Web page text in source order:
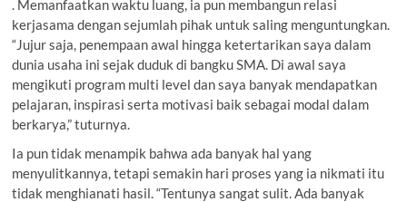
. Memanfaatkan waktu luang, ia pun membangun relasi
kerjasama dengan sejumlah pihak untuk saling menguntungkan.
“Jujur saja, penempaan awal hingga ketertarikan saya dalam
dunia usaha ini sejak duduk di bangku SMA. Di awal saya
mengikuti program multi level dan saya banyak mendapatkan
pelajaran, inspirasi serta motivasi baik sebagai modal dalam
berkarya,” tuturnya.
Ia pun tidak menampik bahwa ada banyak hal yang
menyulitkannya, tetapi semakin hari proses yang ia nikmati itu
tidak menghianati hasil. “Tentunya sangat sulit. Ada banyak